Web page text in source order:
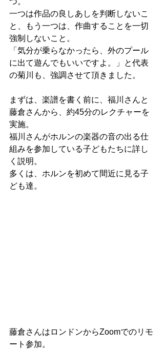
一つは作品の良しあしを判断しないこ
と、もう一つは、作曲することを一切
強制しないこと。
「気分が乗らなかったら、外のプール
に出て遊んでもいいですよ。」と代表
の菊川も、強調させて頂きました。
まずは、楽譜を書く前に、福川さんと
藤倉さんから、約45分のレクチャーを
実施。
福川さんがホルンの楽器の音の出る仕
組みを参加している子どもたちに詳し
く説明。
多くは、ホルンを初めて間近に見る子
ども達。
藤倉さんはロンドンからZoomでのリモ
ート参加。